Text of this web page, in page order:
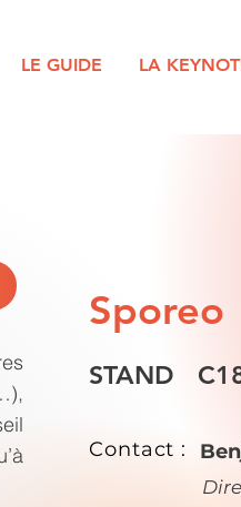
LE GUIDE LA
Sporeo
STAND
Contact :